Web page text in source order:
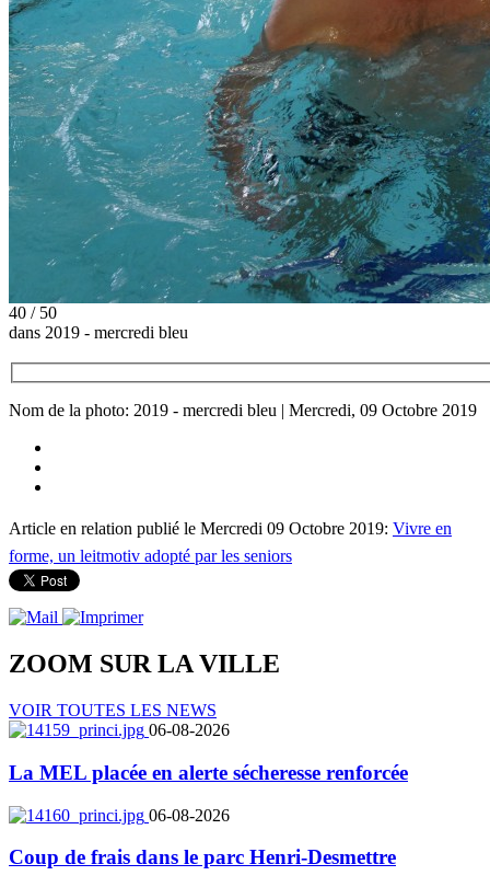
40 / 50
dans 2019 - mercredi bleu
Nom de la photo: 2019 - mercredi bleu | Mercredi, 09 Octobre 2019
Article en relation publié le Mercredi 09 Octobre 2019: Vivre en
forme, un leitmotiv adopté par les seniors
ZOOM SUR LAVILLE
VOIR TOUTES LES NEWS
06-08-2026
La MEL placée en alerte sécheresse renforcée
06-08-2026
Coup de frais dans le parc Henri-Desmettre